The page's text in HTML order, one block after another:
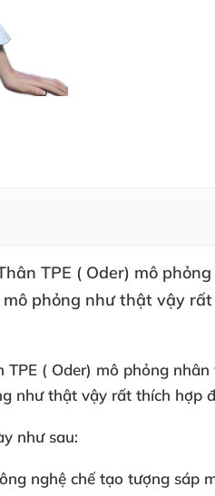
TPE ( Oder) mô
phỏng như thật vậy
( Oder) mô phỏng
như thật vậy rất thích hợp
như sau:
nghệ chế tạo tượng